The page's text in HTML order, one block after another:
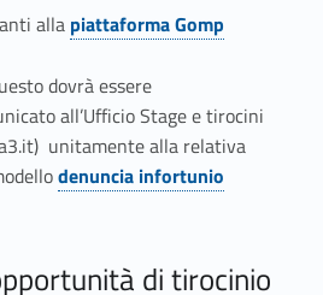
alla
Link identifier #identifier__88654-2
piattaforma Gomp
dovrà essere
all’Ufficio Stage e tirocini
unitamente alla relativa
denuncia infortunio
di tirocinio